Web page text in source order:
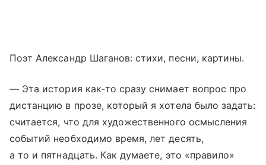
Поэт Александр Шаганов: стихи, песни, картины.
— Эта история как-то сразу снимает вопрос про
дистанцию в прозе, который я хотела было задать:
считается, что для художественного осмысления
событий необходимо время, лет десять,
а то и пятнадцать. Как думаете, это «правило»